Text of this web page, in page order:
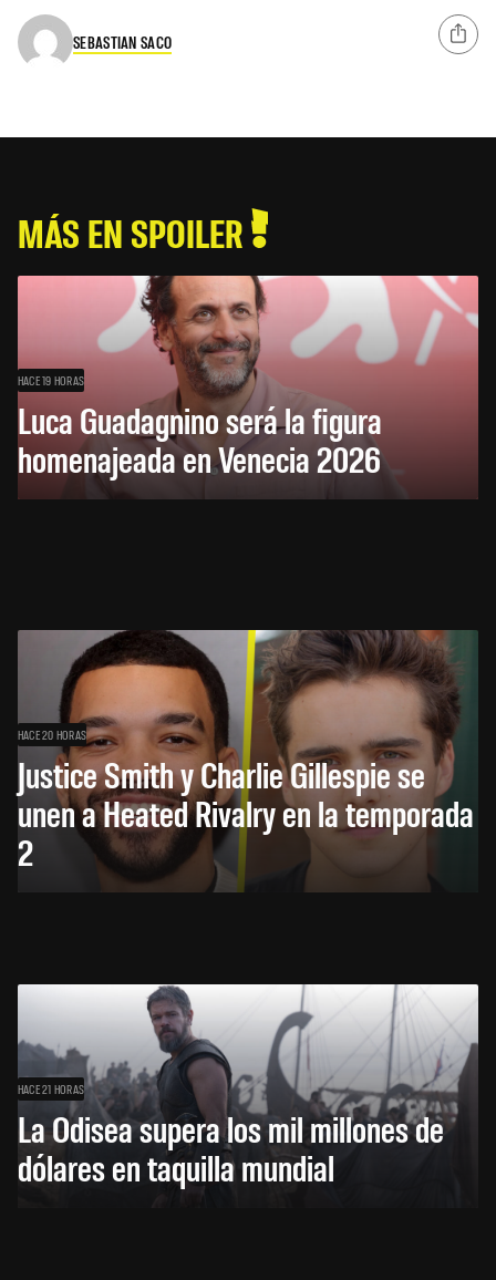
SEBASTIAN SACO
MÁS EN SPOILER
HACE 19 HORAS
Luca Guadagnino será la figura
homenajeada en Venecia 2026
HACE 20 HORAS
Justice Smith y Charlie Gillespie se
unen a Heated Rivalry en la temporada
2
HACE 21 HORAS
La Odisea supera los mil millones de
dólares en taquilla mundial